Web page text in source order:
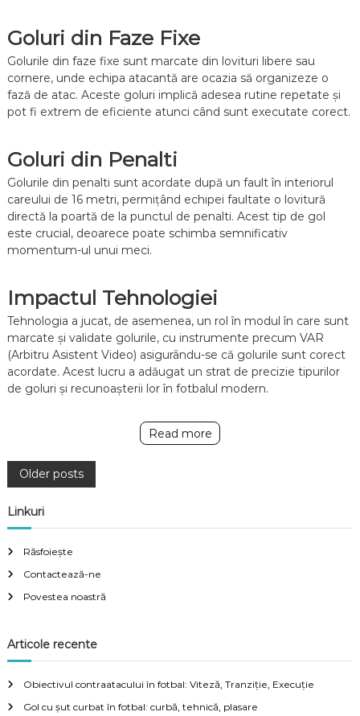
Goluri din Faze Fixe
Golurile din faze fixe sunt marcate din lovituri libere sau
cornere, unde echipa atacantă are ocazia să organizeze o
fază de atac. Aceste goluri implică adesea rutine repetate și
pot fi extrem de eficiente atunci când sunt executate corect.
Goluri din Penalti
Golurile din penalti sunt acordate după un fault în interiorul
careului de 16 metri, permițând echipei faultate o lovitură
directă la poartă de la punctul de penalti. Acest tip de gol
este crucial, deoarece poate schimba semnificativ
momentum-ul unui meci.
Impactul Tehnologiei
Tehnologia a jucat, de asemenea, un rol în modul în care sunt
marcate și validate golurile, cu instrumente precum VAR
(Arbitru Asistent Video) asigurându-se că golurile sunt corect
acordate. Acest lucru a adăugat un strat de precizie tipurilor
de goluri și recunoașterii lor în fotbalul modern.
Read more
P
o
s
t
n
a
Older posts
Linkuri
Răsfoiește
Contactează-ne
Povestea noastră
Articole recente
Obiectivul contraatacului în fotbal: Viteză, Tranziție, Execuție
Gol cu șut curbat în fotbal: curbă, tehnică, plasare